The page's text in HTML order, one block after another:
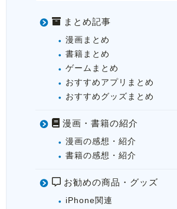
まとめ記事
漫画まとめ
書籍まとめ
ゲームまとめ
おすすめアプリまとめ
おすすめグッズまとめ
漫画・書籍の紹介
漫画の感想・紹介
書籍の感想・紹介
お勧めの商品・グッズ
iPhone関連